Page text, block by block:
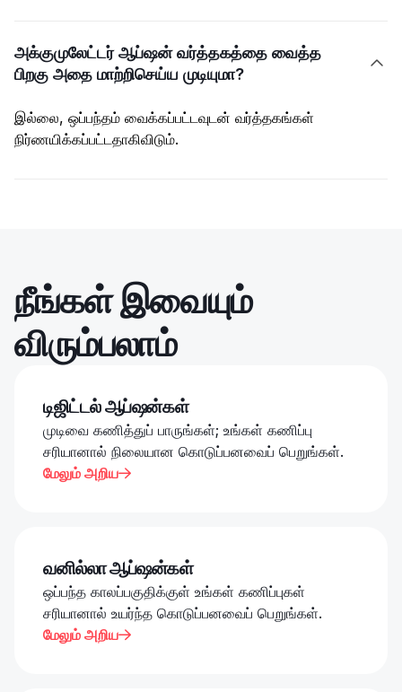
அக்குமுலேட்டர் ஆப்ஷன் வர்த்தகத்தை வைத்த
பிறகு அதை மாற்றிசெய்ய முடியுமா?

இல்லை, ஒப்பந்தம் வைக்கப்பட்டவுடன் வர்த்தகங்கள்
நிர்ணயிக்கப்பட்டதாகிவிடும்.
நீங்கள் இவையும்
விரும்பலாம்
டிஜிட்டல் ஆப்ஷன்கள்
முடிவை கணித்துப் பாருங்கள்; உங்கள் கணிப்பு
சரியானால் நிலையான கொடுப்பனவைப் பெறுங்கள்.
மேலும் அறிய
வனில்லா ஆப்ஷன்கள்
ஒப்பந்த காலப்பகுதிக்குள் உங்கள் கணிப்புகள்
சரியானால் உயர்ந்த கொடுப்பனவைப் பெறுங்கள்.
மேலும் அறிய